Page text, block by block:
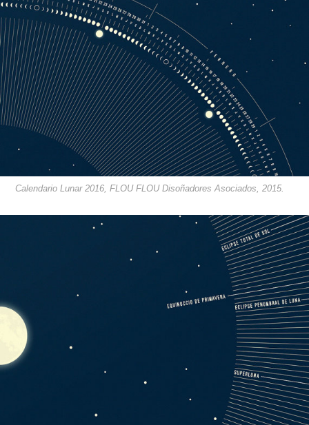
Calendario Lunar 2016, FLOU FLOU Disoñadores Asociados, 2015.